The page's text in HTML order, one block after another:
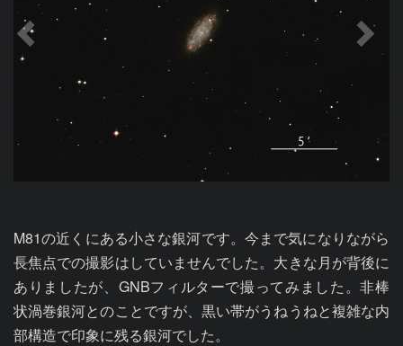
M81の近くにある小さな銀河です。今まで気になりながら
長焦点での撮影はしていませんでした。大きな月が背後に
ありましたが、GNBフィルターで撮ってみました。非棒
状渦巻銀河とのことですが、黒い帯がうねうねと複雑な内
部構造で印象に残る銀河でした。